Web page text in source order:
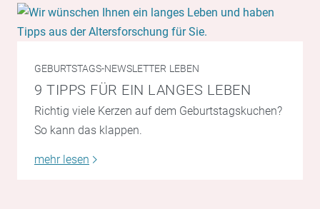
GEBURTSTAGS-NEWSLETTER LEBEN
9 TIPPS FÜR EIN LANGES LEBEN
Richtig viele Kerzen auf dem Geburtstagskuchen?
So kann das klappen.
mehr lesen